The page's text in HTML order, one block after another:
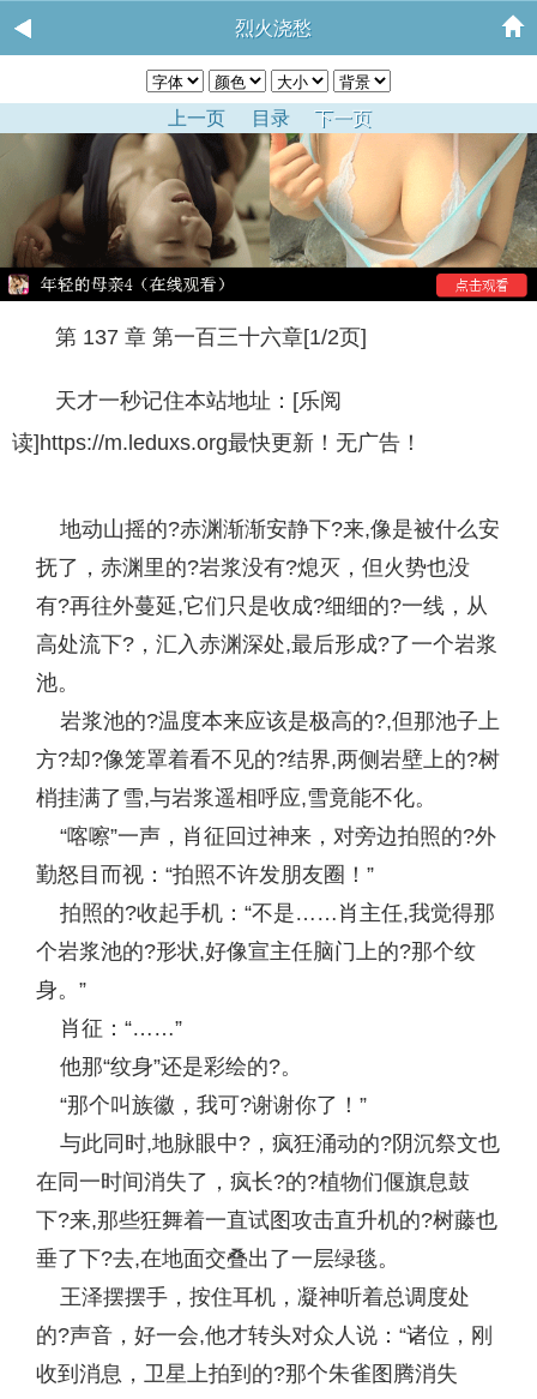
烈火浇愁
上一页 目录 下一页
第 137 章 第一百三十六章[1/2页]
天才一秒记住本站地址：[乐阅
读]https://m.leduxs.org最快更新！无广告！
地动山摇的?赤渊渐渐安静下?来,像是被什么安
抚了，赤渊里的?岩浆没有?熄灭，但火势也没
有?再往外蔓延,它们只是收成?细细的?一线，从
高处流下?，汇入赤渊深处,最后形成?了一个岩浆
池。
岩浆池的?温度本来应该是极高的?,但那池子上
方?却?像笼罩着看不见的?结界,两侧岩壁上的?树
梢挂满了雪,与岩浆遥相呼应,雪竟能不化。
“喀嚓”一声，肖征回过神来，对旁边拍照的?外
勤怒目而视：“拍照不许发朋友圈！”
拍照的?收起手机：“不是……肖主任,我觉得那
个岩浆池的?形状,好像宣主任脑门上的?那个纹
身。”
肖征：“……”
他那“纹身”还是彩绘的?。
“那个叫族徽，我可?谢谢你了！”
与此同时,地脉眼中?，疯狂涌动的?阴沉祭文也
在同一时间消失了，疯长?的?植物们偃旗息鼓
下?来,那些狂舞着一直试图攻击直升机的?树藤也
垂了下?去,在地面交叠出了一层绿毯。
王泽摆摆手，按住耳机，凝神听着总调度处
的?声音，好一会,他才转头对众人说：“诸位，刚
收到消息，卫星上拍到的?那个朱雀图腾消失